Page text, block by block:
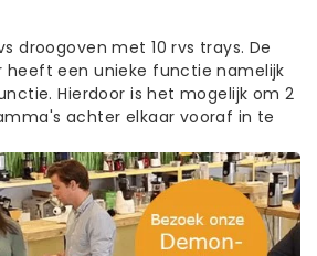
droogoven met 10 rvs trays. De
heeft een unieke functie namelijk
Hierdoor is het mogelijk om 2
achter elkaar vooraf in te